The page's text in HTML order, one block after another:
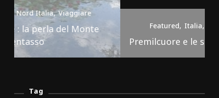
Featured Italia Viaggiare
Premilcuore e le sue cascate spettacolari
Tag